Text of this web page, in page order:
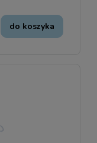
do koszyka